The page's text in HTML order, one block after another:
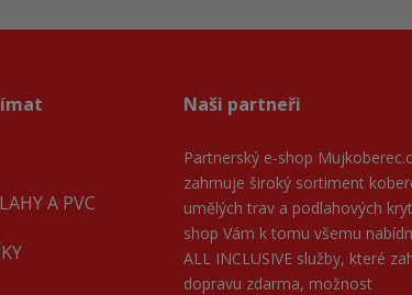
A PVC
Naši partneři
Partnerský e-shop
zahrnuje široký sortiment
umělých trav a podlahových
shop Vám k tomu všemu
ALL INCLUSIVE služby, které
dopravu zdarma, možnost